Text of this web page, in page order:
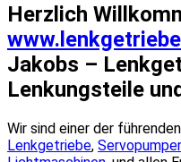
Herzlich
Jakobs –
Lenkungsteile
Wir sind einer der
Lenkgetriebe,